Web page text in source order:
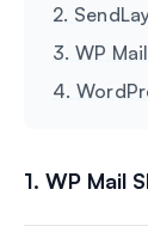
2.
3. WP
4.
1. WP Mail